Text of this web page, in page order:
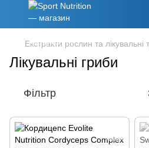
Екстракти рослин та лікувальні
Лікувальні гриби
Фільтр